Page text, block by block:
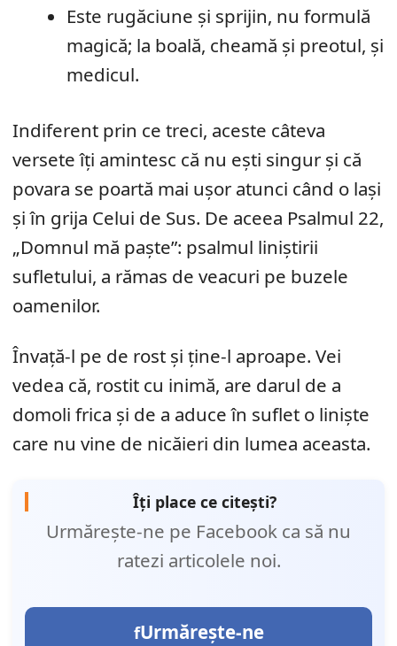
Este rugăciune și sprijin, nu formulă
magică; la boală, cheamă și preotul, și
medicul.
Indiferent prin ce treci, aceste câteva
versete îți amintesc că nu ești singur și că
povara se poartă mai ușor atunci când o lași
și în grija Celui de Sus. De aceea Psalmul 22,
„Domnul mă paște”: psalmul liniștirii
sufletului, a rămas de veacuri pe buzele
oamenilor.
Învață-l pe de rost și ține-l aproape. Vei
vedea că, rostit cu inimă, are darul de a
domoli frica și de a aduce în suflet o liniște
care nu vine de nicăieri din lumea aceasta.
Îți place ce citești?
Urmărește-ne pe Facebook ca să nu
ratezi articolele noi.
Urmărește-ne